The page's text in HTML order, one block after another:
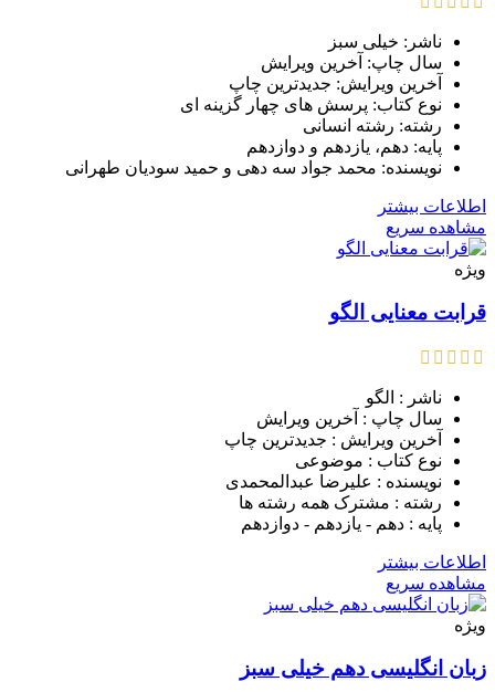
ناشر: خیلی سبز
سال چاپ: آخرین ویرایش
آخرین ویرایش: جدیدترین چاپ
نوع کتاب: پرسش های چهار گزینه ای
رشته: رشته انسانی
پایه: دهم، یازدهم و دوازدهم
نویسنده: محمد جواد سه دهی و حمید سودیان طهرانی
اطلاعات بیشتر
مشاهده سریع
ویژه
قرابت معنایی الگو
ناشر : الگو
سال چاپ : آخرین ویرایش
آخرین ویرایش : جدیدترین چاپ
نوع کتاب : موضوعی
نویسنده : علیرضا عبدالمحمدی
رشته : مشترک همه رشته ها
پایه : دهم - یازدهم - دوازدهم
اطلاعات بیشتر
مشاهده سریع
ویژه
زبان انگلیسی دهم خیلی سبز